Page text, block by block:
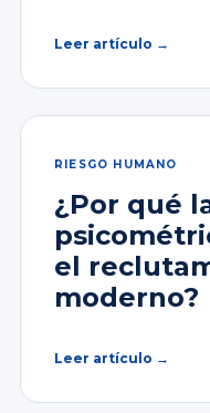
Leer artículo →
RIESGO HUMANO
¿Por qué
el
moderno?
Leer artículo →